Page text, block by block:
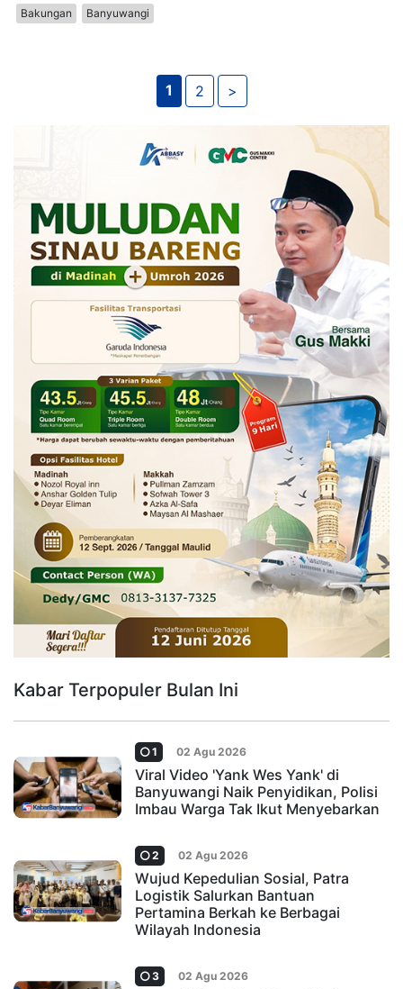
Bakungan Banyuwangi
1 2 >
Kabar Terpopuler Bulan Ini
1 02 Agu 2026
Viral Video 'Yank Wes Yank' di
Banyuwangi Naik Penyidikan, Polisi
Imbau Warga Tak Ikut Menyebarkan
2 02 Agu 2026
Wujud Kepedulian Sosial, Patra
Logistik Salurkan Bantuan
Pertamina Berkah ke Berbagai
Wilayah Indonesia
3 02 Agu 2026